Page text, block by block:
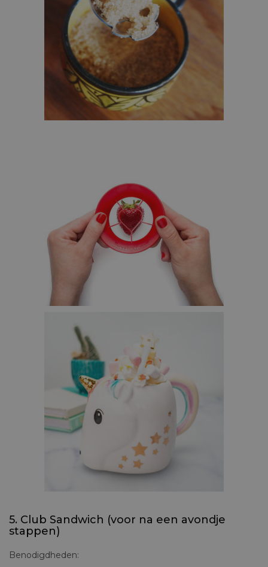
LEPEL – €19,95
5. Club Sandwich (voor na een avondje
stappen)
Benodigdheden: